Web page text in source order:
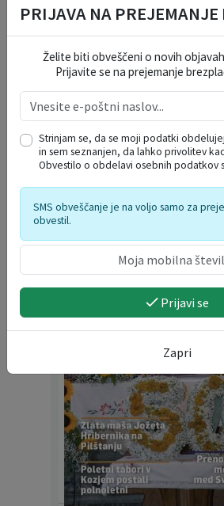
10
11 12 13 14
24
25 26 27 28
31
1 2 3 4
NAŠE
PRIJAVA NA PREJEMANJE
Želite biti obveščeni o novih
Prijavite se na prejemanje
Strinjam se, da se moji podatki
in sem seznanjen, da lahko privolitev
Obvestilo o obdelavi osebnih
SMS obveščanje je na voljo samo za
obvestil.
Prijavi se
Zapri